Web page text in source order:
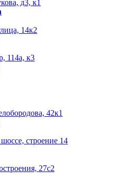
д3, к1
14к2
114а, к3
42к1
строение 14
27с2